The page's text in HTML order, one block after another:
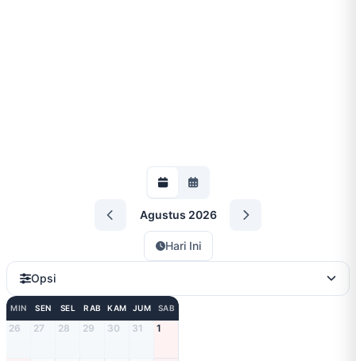
Agustus 2026
Hari Ini
Opsi
MIN SEN SEL RAB KAM JUM SAB
26 27 28 29 30 31 1